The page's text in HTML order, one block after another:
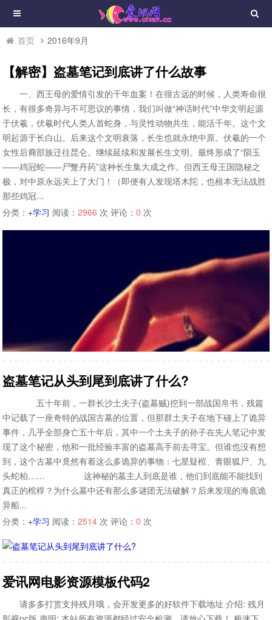
首页 2016年9月
【解密】盗墓笔记到底讲了什么故事
一、西王母的爱情引发的千年血案！在很古远的时候，人类寿命很
长，有很多奇异与不可思议的事情，我们叫做“神话时代”中华文明起源
于伏羲，伏羲时代人类人首蛇身，与灵性动物共生，能活千年。这个文
明起源于长白山。后来这个文明衰落，长生也就永绝中原。伏羲的一个
女性后裔部族迁往昆仑。继续延续和发展长生文明。最终形成了“陨玉
——鸡冠蛇——尸蹩丹药”这种长生集大成之作。但西王母王国隐秘之
极，对中原永远关上了大门！（即便有人发现塔木陀，也根本无法战胜
那些鸡冠...
分类： +学习 阅读：2966 次 评论：0 次
盗墓笔记从头到尾到底讲了什么?
五十年前，一群长沙土夫子(盗墓贼)挖到一部战国帛书，残篇
中记载了一座奇特的战国古墓的位置，但那群土夫子在地下碰上了诡异
事件，几乎全部身亡五十年后，其中一个土夫子的孙子在先人笔记中发
现了这个秘密，他和一批经验丰富的盗墓高手前去寻宝。但谁也没有想
到，这个古墓中竟然有着这么多诡异的事物：七星疑棺、青眼狐尸、九
头蛇柏…… 这神秘的墓主人到底是谁，他们到底能不能找到
真正的棺椁？为什么墓中还有那么多谜团无法破解？后来发现的海底诡
异船...
分类： +学习 阅读：2514 次 评论：0 次
爱讯网电影资源模板代码2
请多多打赏支持残月哦，会开发更多的好软件下载地址 介绍: 残月